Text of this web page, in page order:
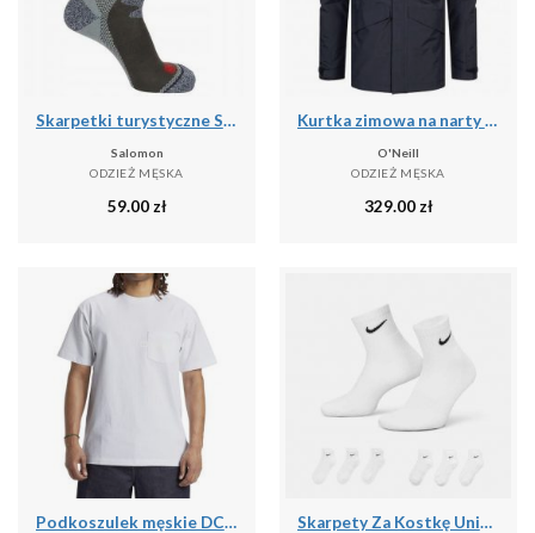
Skarpetki turystyczne Salomon Exit Outdoor
Salomon
ODZIEŻ MĘSKA
59.00 zł
Kurtka zimowa na narty i snowboard męska O'Neill 10K/10K
O'Neill
ODZIEŻ MĘSKA
329.00 zł
Podkoszulek męskie DC Shoes 1994 Short Sleeve Knit Skarpety Za Kostkę Unisex Dla Dorosłych (zestaw 6 Sztuk)